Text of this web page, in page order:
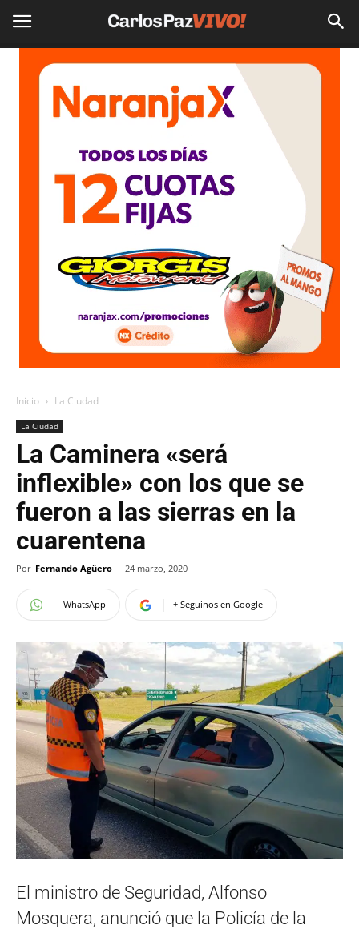
Inicio La Ciudad
La Ciudad
La Caminera «será
inflexible» con los que se
fueron a las sierras en la
cuarentena
Por Fernando Agüero - 24 marzo, 2020
WhatsApp + Seguinos en Google
El ministro de Seguridad, Alfonso
Mosquera, anunció que la Policía de la